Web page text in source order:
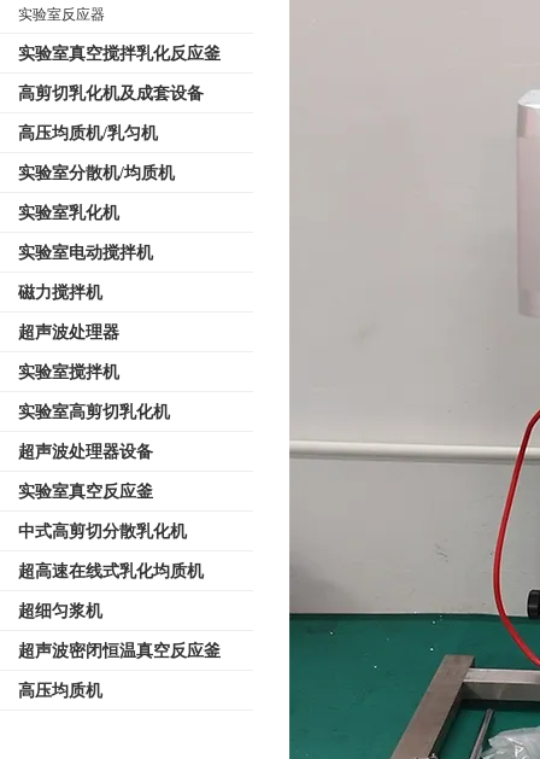
实验室反应器
实验室真空搅拌乳化反应釜
高剪切乳化机及成套设备
高压均质机/乳匀机
实验室分散机/均质机
实验室乳化机
实验室电动搅拌机
磁力搅拌机
超声波处理器
实验室搅拌机
实验室高剪切乳化机
超声波处理器设备
实验室真空反应釜
中式高剪切分散乳化机
超高速在线式乳化均质机
超细匀浆机
超声波密闭恒温真空反应釜
高压均质机